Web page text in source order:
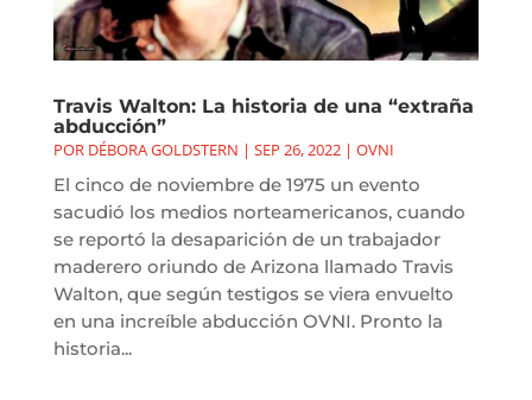
Travis Walton: La historia de una “extraña
abducción”
POR DÉBORA GOLDSTERN | SEP 26, 2022| OVNI
El cinco de noviembre de 1975 un evento
sacudió los medios norteamericanos, cuando
se reportó la desaparición de un trabajador
maderero oriundo de Arizona llamado Travis
Walton, que según testigos se viera envuelto
en una increíble abducción OVNI. Pronto la
historia...